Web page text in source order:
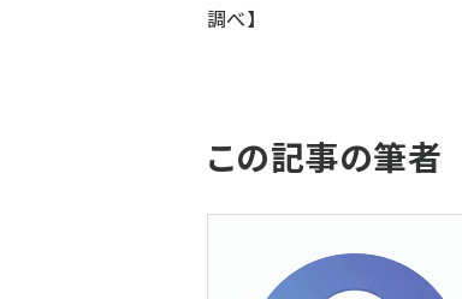
調べ】
この記事の筆者